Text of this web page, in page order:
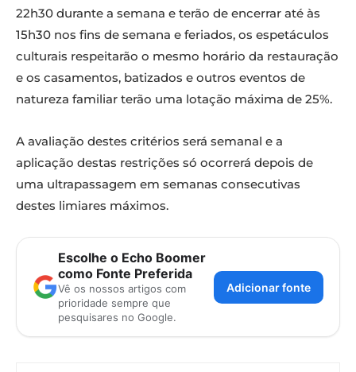
22h30 durante a semana e terão de encerrar até às
15h30 nos fins de semana e feriados, os espetáculos
culturais respeitarão o mesmo horário da restauração
e os casamentos, batizados e outros eventos de
natureza familiar terão uma lotação máxima de 25%.
A avaliação destes critérios será semanal e a
aplicação destas restrições só ocorrerá depois de
uma ultrapassagem em semanas consecutivas
destes limiares máximos.
Escolhe o Echo Boomer
como Fonte Preferida
Vê os nossos artigos com
prioridade sempre que
pesquisares no Google.
Adicionar fonte